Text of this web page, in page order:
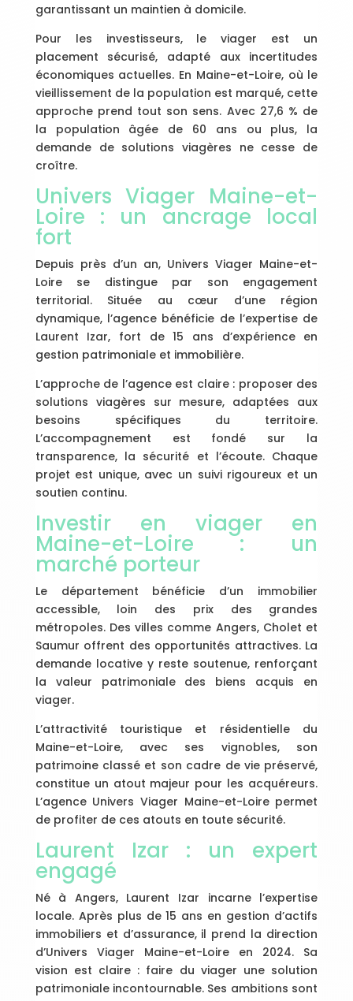
garantissant un maintien à domicile.
Pour les investisseurs, le viager est un
placement sécurisé, adapté aux incertitudes
économiques actuelles. En Maine-et-Loire, où le
vieillissement de la population est marqué, cette
approche prend tout son sens. Avec 27,6 % de
la population âgée de 60 ans ou plus, la
demande de solutions viagères ne cesse de
croître.
Univers Viager Maine-et-
Loire : un ancrage local
fort
Depuis près d’un an, Univers Viager Maine-et-
Loire se distingue par son engagement
territorial. Située au cœur d’une région
dynamique, l’agence bénéficie de l’expertise de
Laurent Izar, fort de 15 ans d’expérience en
gestion patrimoniale et immobilière.
L’approche de l’agence est claire : proposer des
solutions viagères sur mesure, adaptées aux
besoins spécifiques du territoire.
L’accompagnement est fondé sur la
transparence, la sécurité et l’écoute. Chaque
projet est unique, avec un suivi rigoureux et un
soutien continu.
Investir en viager en
Maine-et-Loire : un
marché porteur
Le département bénéficie d’un immobilier
accessible, loin des prix des grandes
métropoles. Des villes comme Angers, Cholet et
Saumur offrent des opportunités attractives. La
demande locative y reste soutenue, renforçant
la valeur patrimoniale des biens acquis en
viager.
L’attractivité touristique et résidentielle du
Maine-et-Loire, avec ses vignobles, son
patrimoine classé et son cadre de vie préservé,
constitue un atout majeur pour les acquéreurs.
L’agence Univers Viager Maine-et-Loire permet
de profiter de ces atouts en toute sécurité.
Laurent Izar : un expert
engagé
Né à Angers, Laurent Izar incarne l’expertise
locale. Après plus de 15 ans en gestion d’actifs
immobiliers et d’assurance, il prend la direction
d’Univers Viager Maine-et-Loire en 2024. Sa
vision est claire : faire du viager une solution
patrimoniale incontournable. Ses ambitions sont